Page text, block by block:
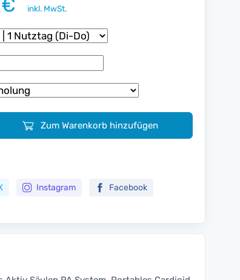
inkl. MwSt.
Zum Warenkorb hinzufügen
Instagram Facebook